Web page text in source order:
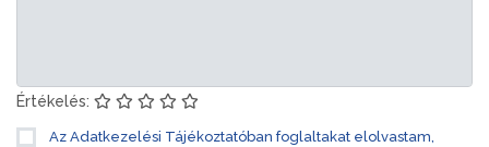
Értékelés:
Az Adatkezelési Tájékoztatóban foglaltakat elolvastam,